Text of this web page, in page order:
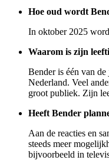
Hoe oud wordt
In oktober 2025
Waarom is zijn
Bender is één van
Nederland. Veel
groot publiek. Zijn
Heeft Bender
Aan de reacties en
steeds meer
bijvoorbeeld in